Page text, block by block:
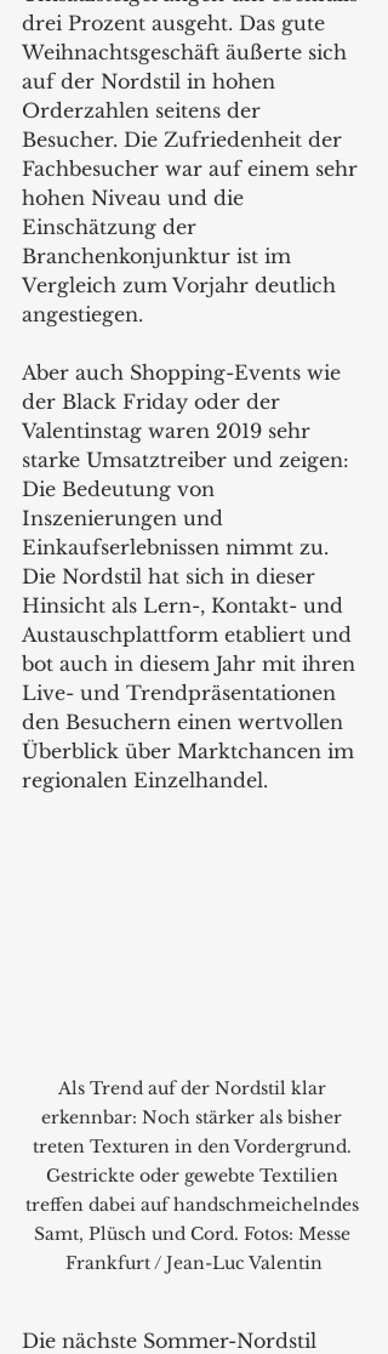
drei Prozent ausgeht. Das gute
Weihnachtsgeschäft äußerte sich
auf der Nordstil in hohen
Orderzahlen seitens der
Besucher. Die Zufriedenheit der
Fachbesucher war auf einem sehr
hohen Niveau und die
Einschätzung der
Branchenkonjunktur ist im
Vergleich zum Vorjahr deutlich
angestiegen.
Aber auch Shopping-Events wie
der Black Friday oder der
Valentinstag waren 2019 sehr
starke Umsatztreiber und zeigen:
Die Bedeutung von
Inszenierungen und
Einkaufserlebnissen nimmt zu.
Die Nordstil hat sich in dieser
Hinsicht als Lern-, Kontakt- und
Austauschplattform etabliert und
bot auch in diesem Jahr mit ihren
Live- und Trendpräsentationen
den Besuchern einen wertvollen
Überblick über Marktchancen im
regionalen Einzelhandel.
Als Trend auf der Nordstil klar
erkennbar: Noch stärker als bisher
treten Texturen in den Vordergrund.
Gestrickte oder gewebte Textilien
treffen dabei auf handschmeichelndes
Samt, Plüsch und Cord. Fotos: Messe
Frankfurt / Jean-Luc Valentin
Die nächste Sommer-Nordstil